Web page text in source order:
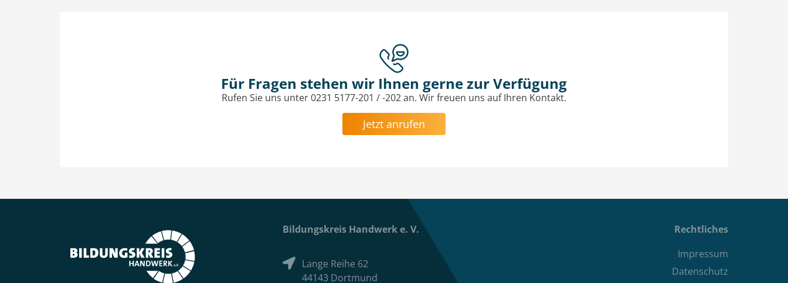
Für Fragen stehen wir Ihnen gerne zur Verfügung
Rufen Sie uns unter 0231 5177-201 / -202 an. Wir freuen uns auf Ihren Kontakt.
Jetzt anrufen
Bildungskreis Handwerk e. V.
Lange Reihe 62
44143 Dortmund
Rechtliches
Impressum
Datenschutz